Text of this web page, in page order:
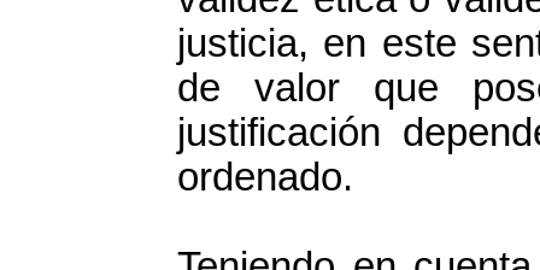
justicia, en este
de valor que
justificación
ordenado.